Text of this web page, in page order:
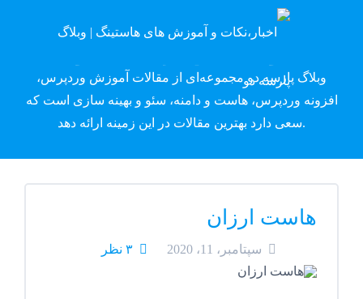
وبلاگ پارسه دِو
وبلاگ پارسه دو مجموعه‌ای از مقالات آموزش وردپرس،
افزونه وردپرس، هاست و دامنه، سئو و بهینه سازی است که
سعی دارد بهترین مقالات در این زمینه ارائه دهد.
هاست ارزان
سپتامبر، 11، 2020 ۳ نظر